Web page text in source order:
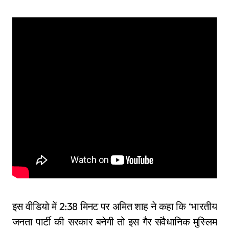
इस वीडियो में 2:38 मिनट पर अमित शाह ने कहा कि ‘भारतीय
जनता पार्टी की सरकार बनेगी तो इस गैर संवैधानिक मुस्लिम